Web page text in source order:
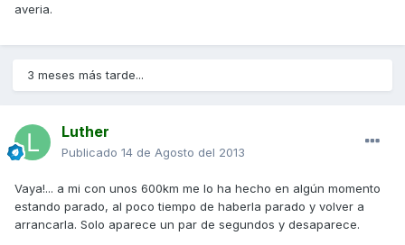
averia.
3 meses más tarde...
Luther
Publicado 14 de Agosto del 2013
Vaya!... a mi con unos 600km me lo ha hecho en algún momento
estando parado, al poco tiempo de haberla parado y volver a
arrancarla. Solo aparece un par de segundos y desaparece.